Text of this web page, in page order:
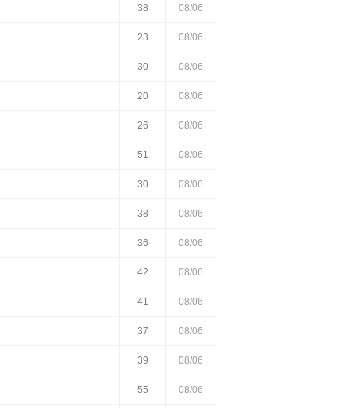
38 08/06
23 08/06
30 08/06
20 08/06
26 08/06
51 08/06
30 08/06
38 08/06
36 08/06
42 08/06
41 08/06
37 08/06
39 08/06
55 08/06